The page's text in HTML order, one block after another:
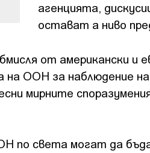
агенцията,
остават а ниво
от американски и
на ООН за наблюдение
мирните
по света могат да